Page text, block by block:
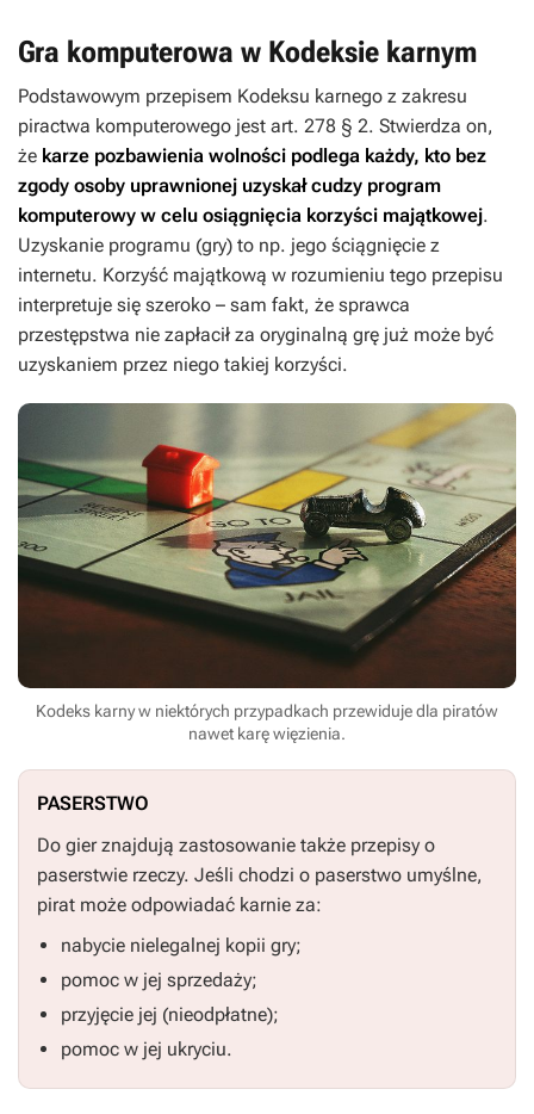
Gra komputerowa w Kodeksie karnym
Podstawowym przepisem Kodeksu karnego z zakresu
piractwa komputerowego jest art. 278 § 2. Stwierdza on,
że karze pozbawienia wolności podlega każdy, kto bez
zgody osoby uprawnionej uzyskał cudzy program
komputerowy w celu osiągnięcia korzyści majątkowej.
Uzyskanie programu (gry) to np. jego ściągnięcie z
internetu. Korzyść majątkową w rozumieniu tego przepisu
interpretuje się szeroko – sam fakt, że sprawca
przestępstwa nie zapłacił za oryginalną grę już może być
uzyskaniem przez niego takiej korzyści.
Kodeks karny w niektórych przypadkach przewiduje dla piratów
nawet karę więzienia.
PASERSTWO
Do gier znajdują zastosowanie także przepisy o
paserstwie rzeczy. Jeśli chodzi o paserstwo umyślne,
pirat może odpowiadać karnie za:
nabycie nielegalnej kopii gry;
pomoc w jej sprzedaży;
przyjęcie jej (nieodpłatne);
pomoc w jej ukryciu.